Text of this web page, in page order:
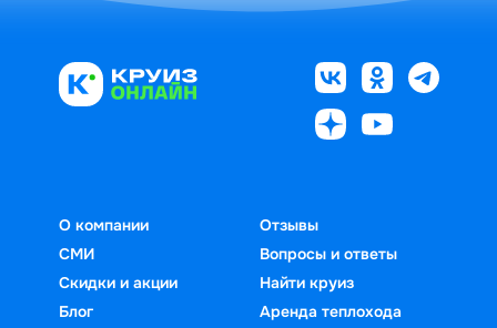
О компании
СМИ
Скидки и акции
Блог
Отзывы
Вопросы и ответы
Найти круиз
Аренда теплохода